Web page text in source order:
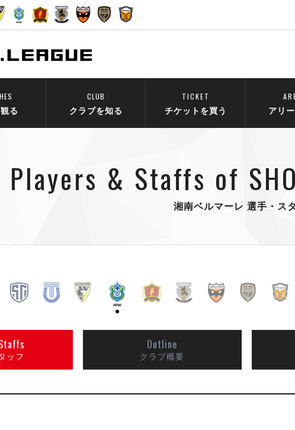
る
CLUB
クラブを知る
TICKET
チケットを買う アリ
Players & Staffs of
湘南ベルマーレ 選手・ス
ッフ
Outline
クラブ概要